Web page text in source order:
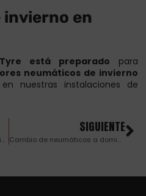
invierno en
está preparado para
neumáticos de invierno
nuestras instalaciones de
Volveremos si tu vuelves es la iniciativa para reactivar el comercio de la ciudad
SIGUIENTE
Cambio de neumáticos a domicilio en Zaragoza